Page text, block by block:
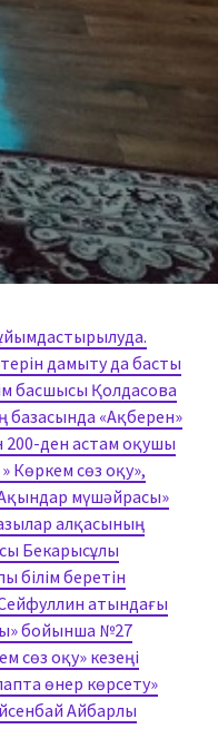
дамыту да басты
басшысы Қолдасова
«Ақберен»
200-ден астам оқушы
Көркем сөз оқу»,
мүшәйрасы»
алқасының
Бекарысұлы
беретін
атындағы
бойынша №27
оқу» кезеңі
өнер көрсету»
Айбарлы